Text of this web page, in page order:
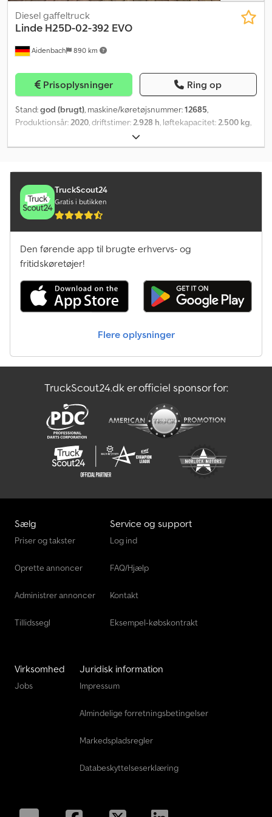
Aidenbach 890 km
Diesel gaffeltruck
Linde H25D-02-392 EVO
Prisoplysninger Ring op
Stand:god (brugt), maskine/køretøjsnummer:12685,
Produktionsår:2020, driftstimer:2.928 h, løftekapacitet:2.500 kg,
, fri løftehøjde:
2.180 mm, gaffellængde:1.200 mm, forhjulsdækstørrelse:23x9-10,
Diesel, producent: Linde Cjdpfx Akjw Ayr Senorf
TruckScout24
Gratis i butikken
Den førende app til brugte erhvervs- og
fritidskøretøjer!
Flere oplysninger
TruckScout24.dk er officiel sponsor for:
Sælg
Priser og takster
Oprette annoncer
Administrer annoncer
Tillidssegl
Service og support
Log ind
FAQ/Hjælp
Kontakt
Eksempel-købskontrakt
Virksomhed
Jobs
Juridisk information
Impressum
Almindelige forretningsbetingelser
Markedspladsregler
Databeskyttelseserklæring